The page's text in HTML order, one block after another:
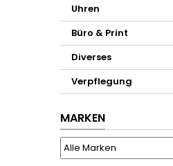
Uhren
Büro & Print
Diverses
Verpflegung
MARKEN